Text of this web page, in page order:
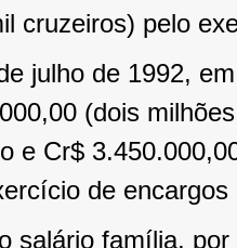
cruzeiros) pelo
julho de 1992,
(dois
e Cr$
de encargos
salário família,